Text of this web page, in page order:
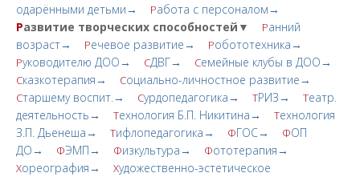
одарёнными детьми→
Работа с персоналом→
Развитие творческих cпoсобностей▼ Ранний
возраст→
Речевое развитие→ Робототехника→
Руководителю ДОО→ СДВГ→ Семейные клубы в ДОО→
Сказкотерапия→ Социально-личностное развитие→
Старшему воспит.→ Сурдопедагогика→ ТРИЗ→ Театр.
деятельность→
Технология Б.П. Никитина→ Технология
З.П. Дьенеша→
Тифлопедагогика→ ФГОС→ ФОП
ДО→
ФЭМП→ Физкультура→ Фототерапия→
Хореография→ Художественно-эстетическое